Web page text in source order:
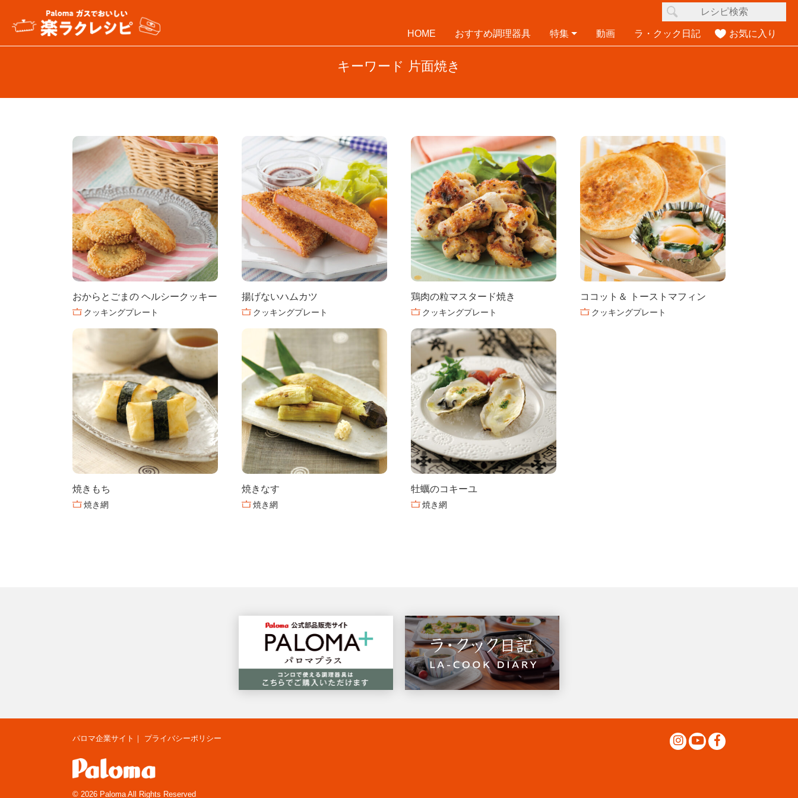
HOME おすすめ調理器具 特集 動画 ラ・クック日記 お気に入り
キーワード 片面焼き
おからとごまの ヘルシークッキー
クッキングプレート
揚げないハムカツ
クッキングプレート
鶏肉の粒マスタード焼き
クッキングプレート
ココット＆ トーストマフィン
クッキングプレート
焼きもち
焼き網
焼きなす
焼き網
牡蠣のコキーユ
焼き網
パロマ企業サイト ｜ プライバシーポリシー
© 2026 Paloma All Rights Reserved